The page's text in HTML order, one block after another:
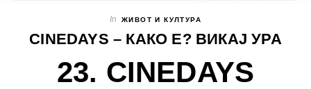
In ЖИВОТ И КУЛТУРА
CINEDAYS – КАКО Е? ВИКАЈ УРА
23. CINEDAYS